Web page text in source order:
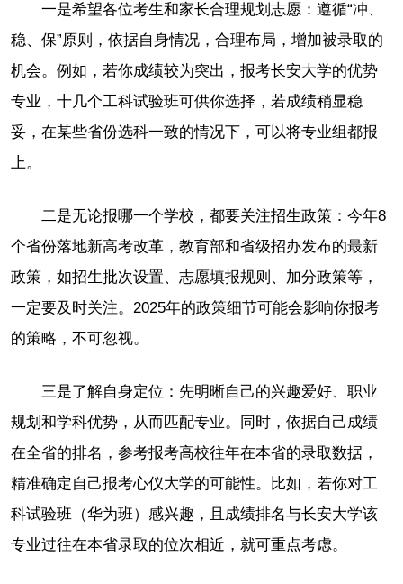
一是希望各位考生和家长合理规划志愿：遵循“冲、
稳、保”原则，依据自身情况，合理布局，增加被录取的
机会。例如，若你成绩较为突出，报考长安大学的优势
专业，十几个工科试验班可供你选择，若成绩稍显稳
妥，在某些省份选科一致的情况下，可以将专业组都报
上。
二是无论报哪一个学校，都要关注招生政策：今年8
个省份落地新高考改革，教育部和省级招办发布的最新
政策，如招生批次设置、志愿填报规则、加分政策等，
一定要及时关注。2025年的政策细节可能会影响你报考
的策略，不可忽视。
三是了解自身定位：先明晰自己的兴趣爱好、职业
规划和学科优势，从而匹配专业。同时，依据自己成绩
在全省的排名，参考报考高校往年在本省的录取数据，
精准确定自己报考心仪大学的可能性。比如，若你对工
科试验班（华为班）感兴趣，且成绩排名与长安大学该
专业过往在本省录取的位次相近，就可重点考虑。